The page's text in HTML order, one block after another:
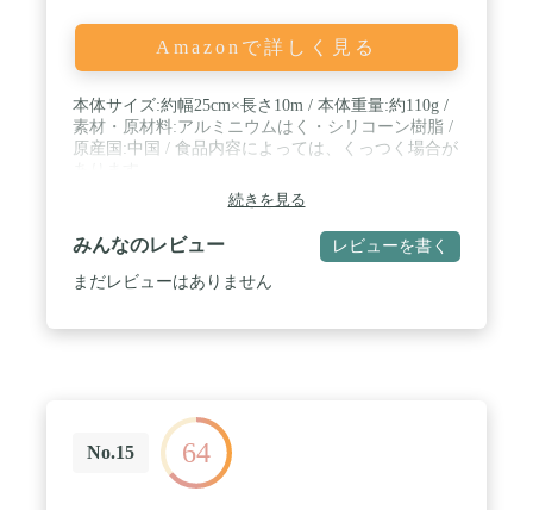
Amazonで詳しく見る
本体サイズ:約幅25cm×長さ10m / 本体重量:約110g /
素材・原材料:アルミニウムはく・シリコーン樹脂 /
原産国:中国 / 食品内容によっては、くっつく場合が
続きを見る
みんなのレビュー レビューを書く
まだレビューはありません
No.15 64